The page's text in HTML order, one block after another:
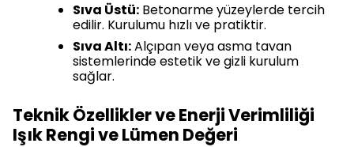
Sıva Üstü: Betonarme yüzeylerde tercih
edilir. Kurulumu hızlı ve pratiktir.
Sıva Altı:Alçıpan veya asma tavan
sistemlerinde estetik ve gizli kurulum
sağlar.
Teknik Özellikler ve Enerji Verimliliği
Işık Rengi ve Lümen Değeri